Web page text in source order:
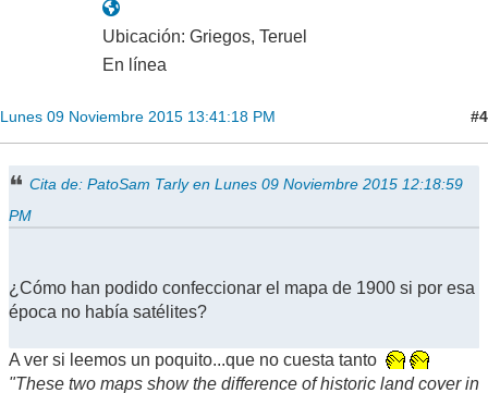
Ubicación: Griegos, Teruel
En línea
Lunes 09 Noviembre 2015 13:41:18 PM #4
Cita de: PatoSam Tarly en Lunes 09 Noviembre 2015 12:18:59
PM
¿Cómo han podido confeccionar el mapa de 1900 si por esa
época no había satélites?
A ver si leemos un poquito...que no cuesta tanto
"These two maps show the difference of historic land cover in